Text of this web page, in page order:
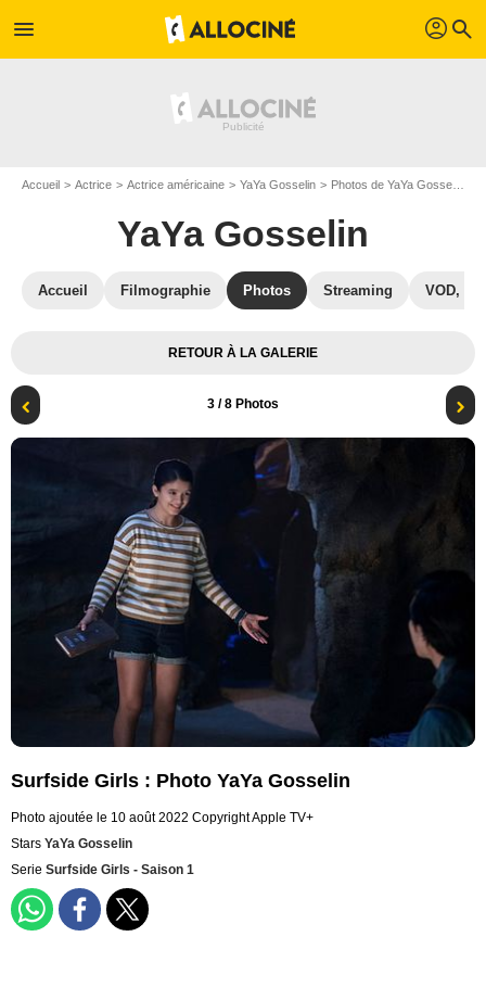
menu profil search
Accueil Actrice Actrice américaine YaYa Gosselin Photos de YaYa Gosselin
YaYa Gosselin
Accueil Filmographie Photos Streaming VOD,
RETOUR À LA GALERIE
3 / 8 Photos
Surfside Girls : Photo YaYa Gosselin
Photo ajoutée le 10 août 2022 Copyright Apple TV+
Stars YaYa Gosselin
Serie Surfside Girls - Saison 1